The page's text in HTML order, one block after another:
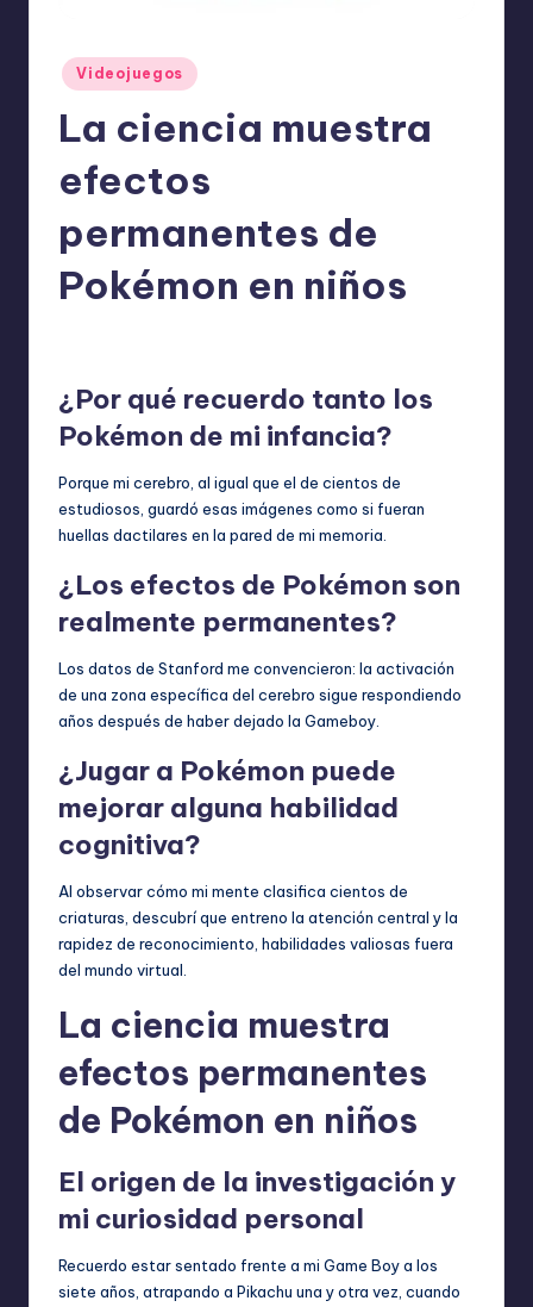
Publicado
en
Videojuegos
La ciencia muestra
efectos
permanentes de
Pokémon en niños
¿Por qué recuerdo tanto los
Pokémon de mi infancia?
Porque mi cerebro, al igual que el de cientos de
estudiosos, guardó esas imágenes como si fueran
huellas dactilares en la pared de mi memoria.
¿Los efectos de Pokémon son
realmente permanentes?
Los datos de Stanford me convencieron: la activación
de una zona específica del cerebro sigue respondiendo
años después de haber dejado la Gameboy.
¿Jugar a Pokémon puede
mejorar alguna habilidad
cognitiva?
Al observar cómo mi mente clasifica cientos de
criaturas, descubrí que entreno la atención central y la
rapidez de reconocimiento, habilidades valiosas fuera
del mundo virtual.
La ciencia muestra
efectos permanentes
de Pokémon en niños
El origen de la investigación y
mi curiosidad personal
Recuerdo estar sentado frente a mi Game Boy a los
siete años, atrapando a Pikachu una y otra vez, cuando